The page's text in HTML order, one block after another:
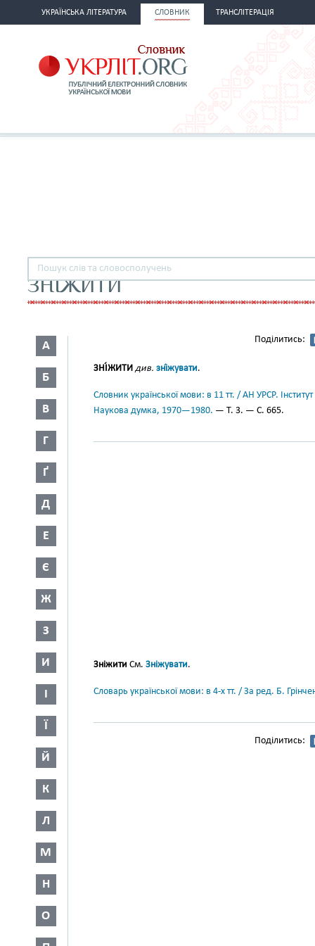
УКРАЇНСЬКА ЛІТЕРАТУРА СЛОВНИК ТРАНСЛІТЕРАЦІЯ
ЗНІЖИТИ
А
Б
В
Г
Ґ
Д
Е
Є
Ж
З
И
І
Ї
Й
К
Л
М
Н
О
Поділитись:
ЗНІ́ЖИТИ див. зні́жувати.
Словник української мови: в 11 тт. / АН УРСР.
Наукова думка, 1970—1980. — Т. 3. — С. 665.
Зніжити См. Зніжувати.
Словарь української мови: в 4-х тт. / За ред. Б.
Поділитись: